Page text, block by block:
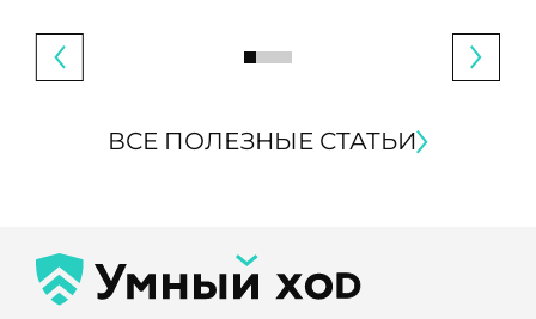
ВСЕ ПОЛЕЗНЫЕ СТАТЬИ